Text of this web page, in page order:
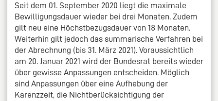
Seit dem 01. September 2020 liegt die maximale
Bewilligungsdauer wieder bei drei Monaten. Zudem
gilt neu eine Höchstbezugsdauer von 18 Monaten.
Weiterhin gilt jedoch das summarische Verfahren bei
der Abrechnung (bis 31. März 2021). Voraussichtlich
am 20. Januar 2021 wird der Bundesrat bereits wieder
über gewisse Anpassungen entscheiden. Möglich
sind Anpassungen über eine Aufhebung der
Karenzzeit, die Nichtberücksichtigung der